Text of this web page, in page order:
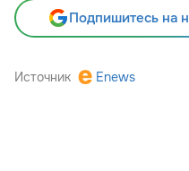
Подпишитесь на
Источник Enews